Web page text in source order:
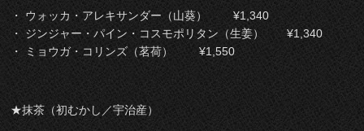
・ ウォッカ・アレキサンダー（山葵） ¥1,340
・ ジンジャー・パイン・コスモポリタン（生姜） ¥1,340
・ ミョウガ・コリンズ（茗荷） ¥1,550
★抹茶（初むかし／宇治産）